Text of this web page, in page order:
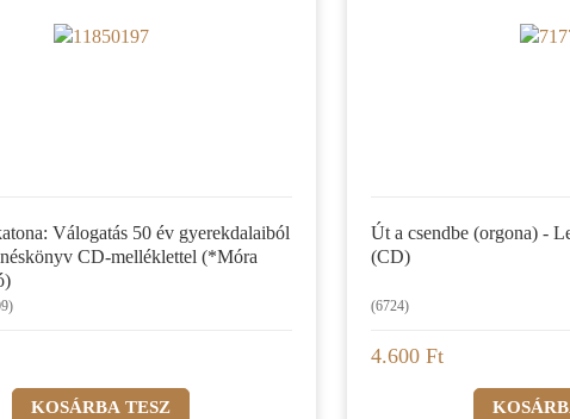
Válogatás 50 év gyerekdalaiból
CD-melléklettel (*Móra
Út a csendbe (orgona) -
(CD)
(6724)
4.600 Ft